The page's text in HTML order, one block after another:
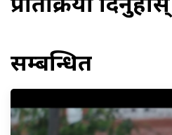
सम्बन्धित